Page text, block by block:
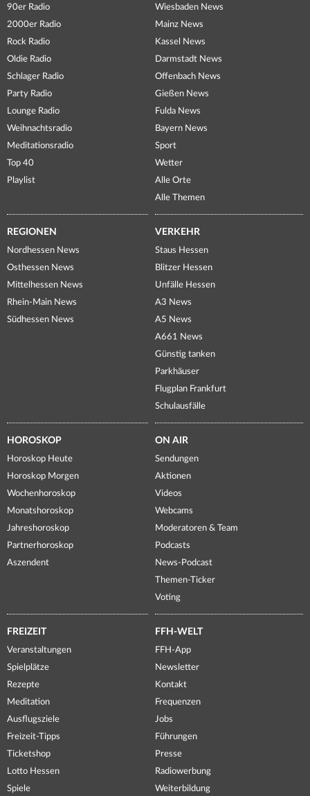
90er Radio
2000er Radio
Rock Radio
Oldie Radio
Schlager Radio
Party Radio
Lounge Radio
Weihnachtsradio
Meditationsradio
Top 40
Playlist
Wiesbaden News
Mainz News
Kassel News
Darmstadt News
Offenbach News
Gießen News
Fulda News
Bayern News
Sport
Wetter
Alle Orte
Alle Themen
REGIONEN
Nordhessen News
Osthessen News
Mittelhessen News
Rhein-Main News
Südhessen News
VERKEHR
Staus Hessen
Blitzer Hessen
Unfälle Hessen
A3 News
A5 News
A661 News
Günstig tanken
Parkhäuser
Flugplan Frankfurt
Schulausfälle
HOROSKOP
Horoskop Heute
Horoskop Morgen
Wochenhoroskop
Monatshoroskop
Jahreshoroskop
Partnerhoroskop
Aszendent
ON AIR
Sendungen
Aktionen
Videos
Webcams
Moderatoren & Team
Podcasts
News-Podcast
Themen-Ticker
Voting
FREIZEIT
Veranstaltungen
Spielplätze
Rezepte
Meditation
Ausflugsziele
Freizeit-Tipps
Ticketshop
Lotto Hessen
Spiele
FFH-WELT
FFH-App
Newsletter
Kontakt
Frequenzen
Jobs
Führungen
Presse
Radiowerbung
Weiterbildung